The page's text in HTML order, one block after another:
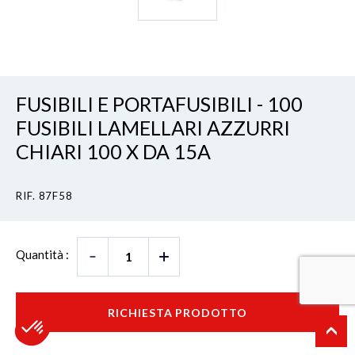
FUSIBILI E PORTAFUSIBILI - 100
FUSIBILI LAMELLARI AZZURRI
CHIARI 100 X DA 15A
RIF. 87F58
Quantità :
RICHIESTA PRODOTTO